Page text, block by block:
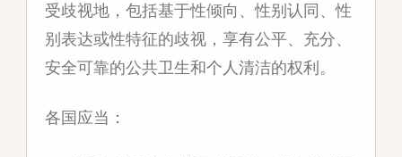
受歧视地，包括基于性倾向、性别认同、性
别表达或性特征的歧视，享有公平、充分、
安全可靠的公共卫生和个人清洁的权利。
各国应当：